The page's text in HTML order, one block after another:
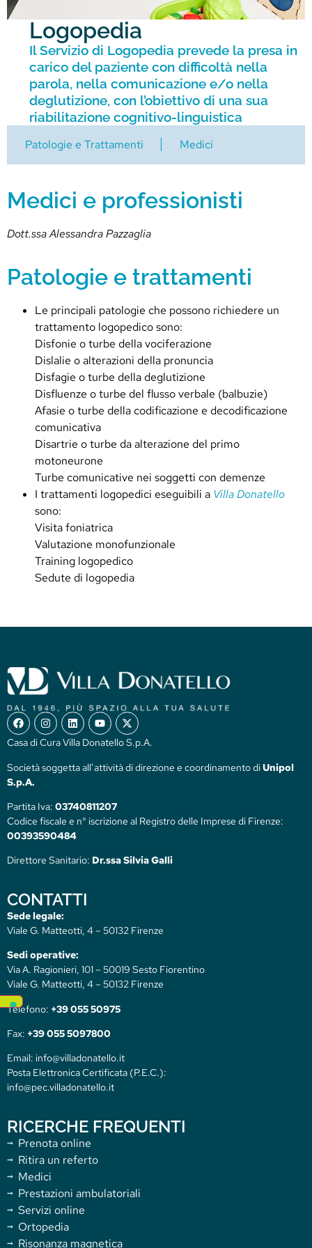
Il Servizio di Logopedia prevede la presa in
carico del paziente con difficoltà nella
parola, nella comunicazione e/o nella
deglutizione, con l’obiettivo di una sua
riabilitazione cognitivo-linguistica
Logopedia
Patologie e Trattamenti Medici
Medici e professionisti
Dott.ssa Alessandra Pazzaglia
Patologie e trattamenti
Le principali patologie che possono richiedere un
trattamento logopedico sono:
Disfonie o turbe della vociferazione
Dislalie o alterazioni della pronuncia
Disfagie o turbe della deglutizione
Disfluenze o turbe del flusso verbale (balbuzie)
Afasie o turbe della codificazione e decodificazione
comunicativa
Disartrie o turbe da alterazione del primo
motoneurone
Turbe comunicative nei soggetti con demenze
I trattamenti logopedici eseguibili a Villa Donatello
sono:
Visita foniatrica
Valutazione monofunzionale
Training logopedico
Sedute di logopedia
Casa di Cura Villa Donatello S.p.A.
Società soggetta all’attività di direzione e coordinamento diUnipol
S.p.A.
Partita Iva: 03740811207
Codice fiscale e n° iscrizione al Registro delle Imprese di Firenze:
00393590484
Direttore Sanitario: Dr.ssa Silvia Galli
CONTATTI
Sede legale:
Viale G. Matteotti, 4 – 50132 Firenze
Sedi operative:
Via A. Ragionieri, 101 – 50019 Sesto Fiorentino
Viale G. Matteotti, 4 – 50132 Firenze
Telefono: +39 055 50975
Fax: +39 055 5097800
Email: info@villadonatello.it
Posta Elettronica Certificata (P.E.C.):
info@pec.villadonatello.it
RICERCHE FREQUENTI
Prenota online
Ritira un referto
Medici
Prestazioni ambulatoriali
Servizi online
Ortopedia
Risonanza magnetica